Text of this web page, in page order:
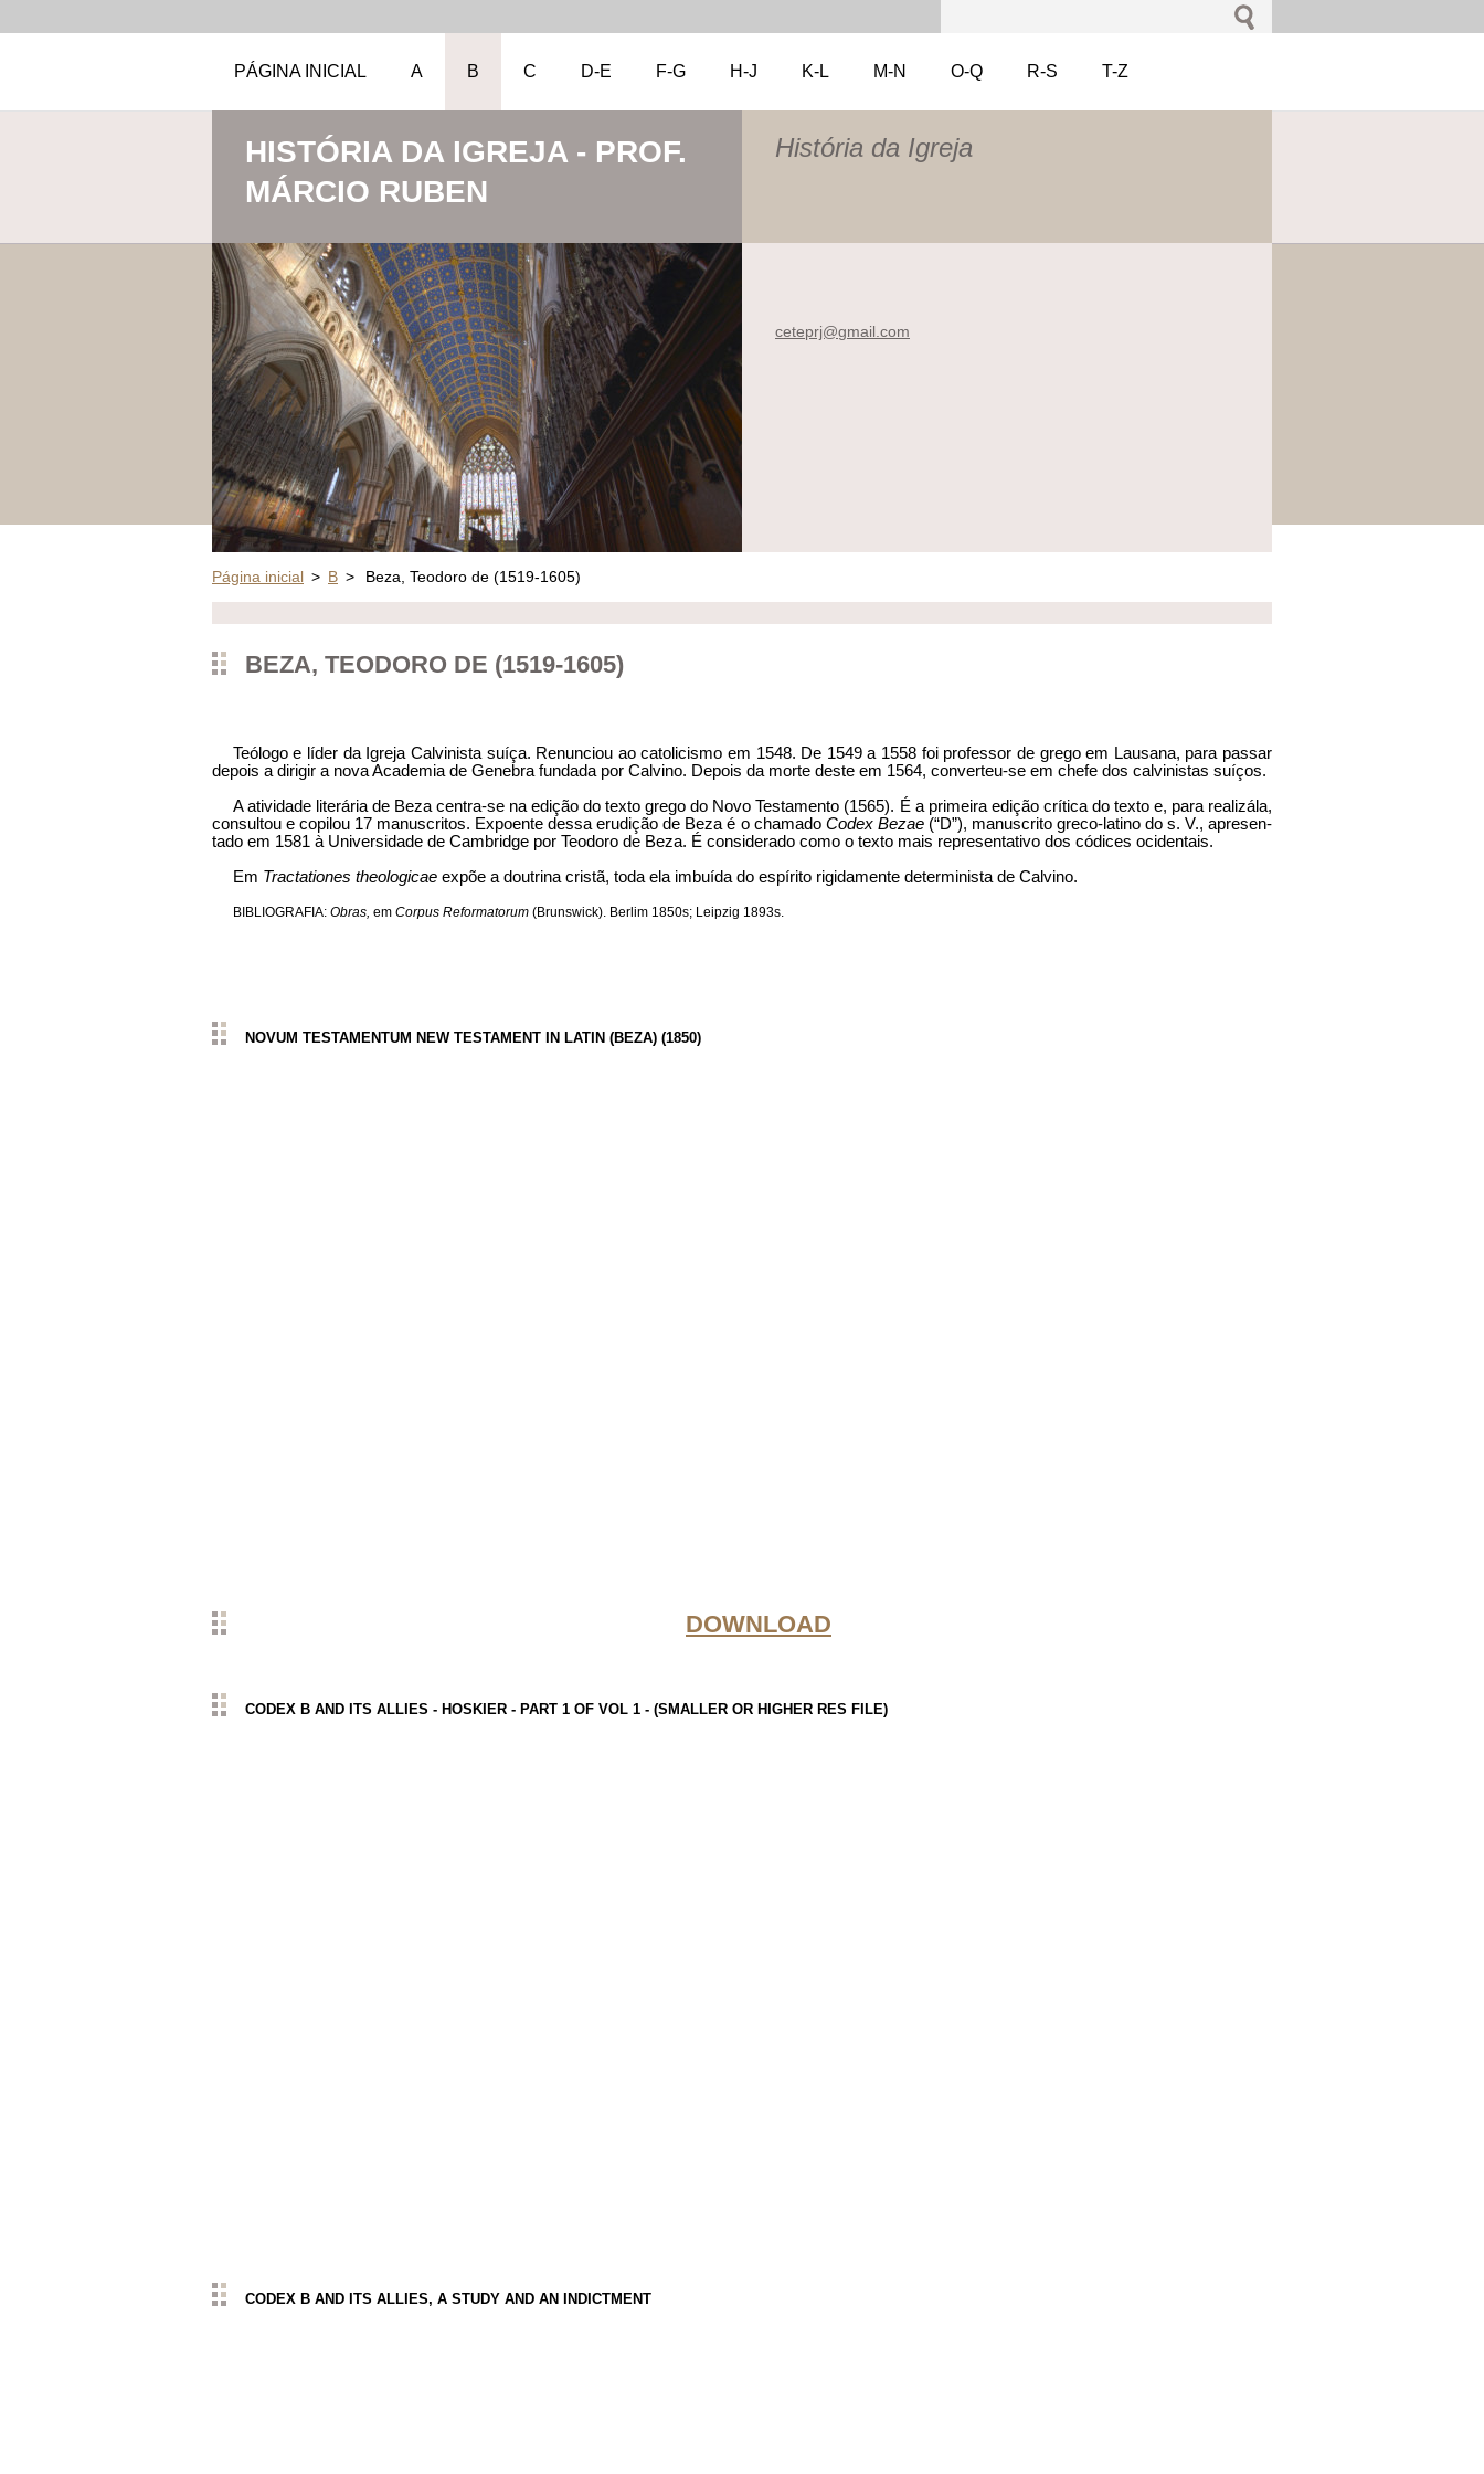
PÁGINA INICIAL A B C D-E F-G H-J K-L M-N O-Q R-S T-Z
HISTÓRIA DA IGREJA - PROF.
MÁRCIO RUBEN
História da Igreja
ceteprj@gmail.com
Página inicial > B > Beza, Teodoro de (1519-1605)
BEZA, TEODORO DE (1519-1605)
Teólogo e líder da Igreja Calvinista suíça. Re­nunciou ao catolicismo em 1548. De 1549 a 1558 foi professor de grego em Lausana, para passar
depois a dirigir a nova Academia de Genebra fun­dada por Calvino. Depois da morte deste em 1564, converteu-se em chefe dos calvinistas suíços.
A atividade literária de Beza centra-se na edi­ção do texto grego do Novo Testamento (1565). É a primeira edição crítica do texto e, para realizá­la,
consultou e copilou 17 manuscritos. Expoente dessa erudição de Beza é o chamado Codex Bezae (“D”), manuscrito greco-latino do s. V., apresen­
tado em 1581 à Universidade de Cambridge por Teodoro de Beza. É considerado como o texto mais representativo dos códices ocidentais.
Em Tractationes theologicaeexpõe a doutri­na cristã, toda ela imbuída do espírito rigidamen­te determinista de Calvino.
BIBLIOGRAFIA: Obras, em Corpus Reformatorum (Brunswick). Berlim 1850s; Leipzig 1893s.
NOVUM TESTAMENTUM NEW TESTAMENT IN LATIN (BEZA) (1850)
DOWNLOAD
CODEX B AND ITS ALLIES - HOSKIER - PART 1 OF VOL 1 - (SMALLER OR HIGHER RES FILE)
CODEX B AND ITS ALLIES, A STUDY AND AN INDICTMENT